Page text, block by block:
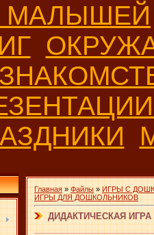
МАЛЫШЕЙ
Главная » Файлы » ИГРЫ С
ИГРЫ ДЛЯ ДОШКОЛЬНИКОВ
ДИДАКТИЧЕСКАЯ ИГРА